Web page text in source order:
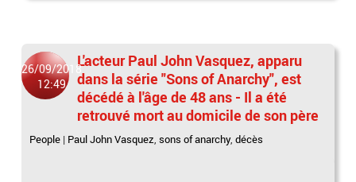
26/09/2018
12:49
L'acteur Paul John Vasquez, apparu
dans la série "Sons of Anarchy", est
décédé à l'âge de 48 ans - Il a été
retrouvé mort au domicile de son père
People | Paul John Vasquez,sons of anarchy,décès